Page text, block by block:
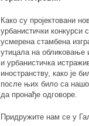
Како су пројектовани
урбанистички конкурси
усмерена стамбена
утицала на обликовање
и урбанистичка
иностранству, како је
после њих било са
да пронађе одговоре.
Придружите нам се у